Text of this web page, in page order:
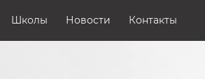
Школы Новости Контакты